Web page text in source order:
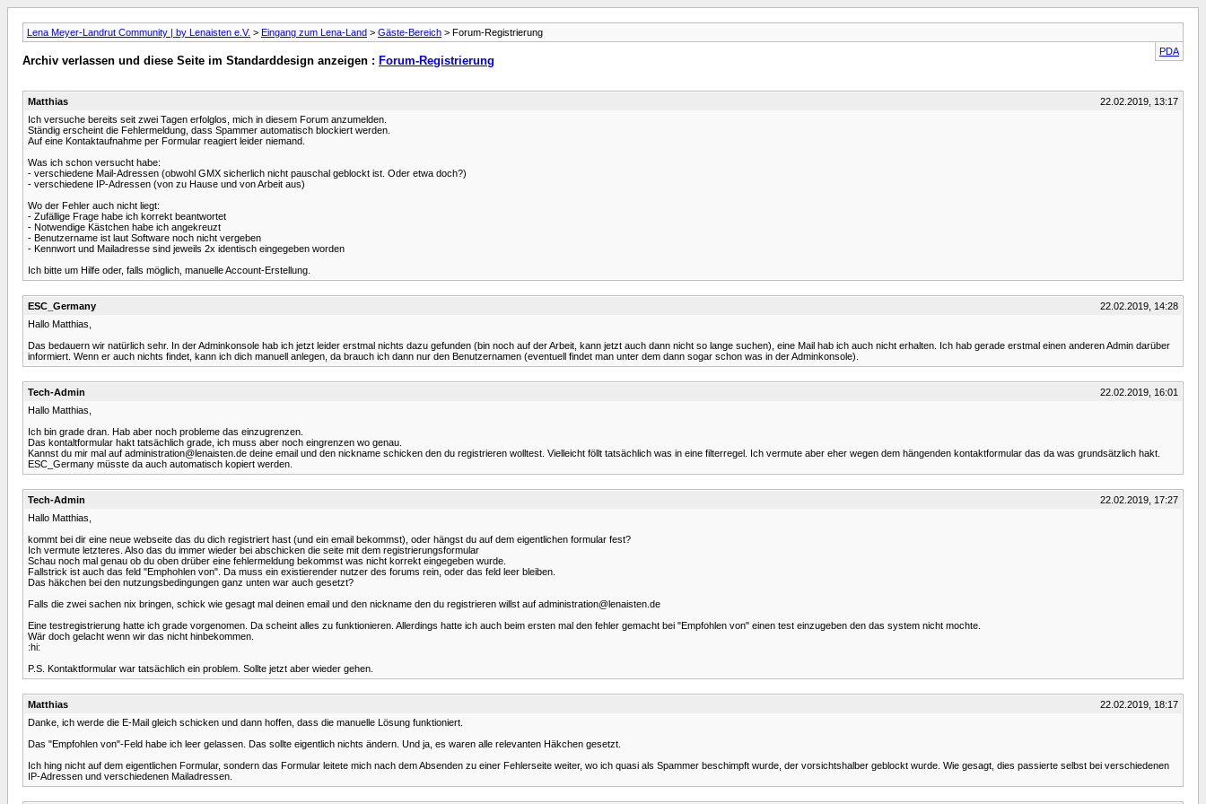
Lena Meyer-Landrut Community | by Lenaisten e.V. > Eingang zum Lena-Land > Gäste-Bereich > Forum-Registrierung
PDA
Archiv verlassen und diese Seite im Standarddesign anzeigen : Forum-Registrierung
Matthias
22.02.2019, 13:17
Ich versuche bereits seit zwei Tagen erfolglos, mich in diesem Forum anzumelden.
Ständig erscheint die Fehlermeldung, dass Spammer automatisch blockiert werden.
Auf eine Kontaktaufnahme per Formular reagiert leider niemand.
Was ich schon versucht habe:
- verschiedene Mail-Adressen (obwohl GMX sicherlich nicht pauschal geblockt ist. Oder etwa doch?)
- verschiedene IP-Adressen (von zu Hause und von Arbeit aus)
Wo der Fehler auch nicht liegt:
- Zufällige Frage habe ich korrekt beantwortet
- Notwendige Kästchen habe ich angekreuzt
- Benutzername ist laut Software noch nicht vergeben
- Kennwort und Mailadresse sind jeweils 2x identisch eingegeben worden
Ich bitte um Hilfe oder, falls möglich, manuelle Account-Erstellung.
ESC_Germany
22.02.2019, 14:28
Hallo Matthias,
Das bedauern wir natürlich sehr. In der Adminkonsole hab ich jetzt leider erstmal nichts dazu gefunden (bin noch auf der Arbeit, kann jetzt auch dann nicht so lange suchen), eine Mail hab ich auch nicht erhalten. Ich hab gerade erstmal einen anderen Admin darüber
informiert. Wenn er auch nichts findet, kann ich dich manuell anlegen, da brauch ich dann nur den Benutzernamen (eventuell findet man unter dem dann sogar schon was in der Adminkonsole).
Tech-Admin
22.02.2019, 16:01
Hallo Matthias,
Ich bin grade dran. Hab aber noch probleme das einzugrenzen.
Das kontaltformular hakt tatsächlich grade, ich muss aber noch eingrenzen wo genau.
Kannst du mir mal auf administration@lenaisten.de deine email und den nickname schicken den du registrieren wolltest. Vielleicht föllt tatsächlich was in eine filterregel. Ich vermute aber eher wegen dem hängenden kontaktformular das da was grundsätzlich hakt.
ESC_Germany müsste da auch automatisch kopiert werden.
Tech-Admin
22.02.2019, 17:27
Hallo Matthias,
kommt bei dir eine neue webseite das du dich registriert hast (und ein email bekommst), oder hängst du auf dem eigentlichen formular fest?
Ich vermute letzteres. Also das du immer wieder bei abschicken die seite mit dem registrierungsformular
Schau noch mal genau ob du oben drüber eine fehlermeldung bekommst was nicht korrekt eingegeben wurde.
Fallstrick ist auch das feld "Emphohlen von". Da muss ein existierender nutzer des forums rein, oder das feld leer bleiben.
Das häkchen bei den nutzungsbedingungen ganz unten war auch gesetzt?
Falls die zwei sachen nix bringen, schick wie gesagt mal deinen email und den nickname den du registrieren willst auf administration@lenaisten.de
Eine testregistrierung hatte ich grade vorgenomen. Da scheint alles zu funktionieren. Allerdings hatte ich auch beim ersten mal den fehler gemacht bei "Empfohlen von" einen test einzugeben den das system nicht mochte.
Wär doch gelacht wenn wir das nicht hinbekommen.
:hi:
P.S. Kontaktformular war tatsächlich ein problem. Sollte jetzt aber wieder gehen.
Matthias
22.02.2019, 18:17
Danke, ich werde die E-Mail gleich schicken und dann hoffen, dass die manuelle Lösung funktioniert.
Das "Empfohlen von"-Feld habe ich leer gelassen. Das sollte eigentlich nichts ändern. Und ja, es waren alle relevanten Häkchen gesetzt.
Ich hing nicht auf dem eigentlichen Formular, sondern das Formular leitete mich nach dem Absenden zu einer Fehlerseite weiter, wo ich quasi als Spammer beschimpft wurde, der vorsichtshalber geblockt wurde. Wie gesagt, dies passierte selbst bei verschiedenen
IP-Adressen und verschiedenen Mailadressen.